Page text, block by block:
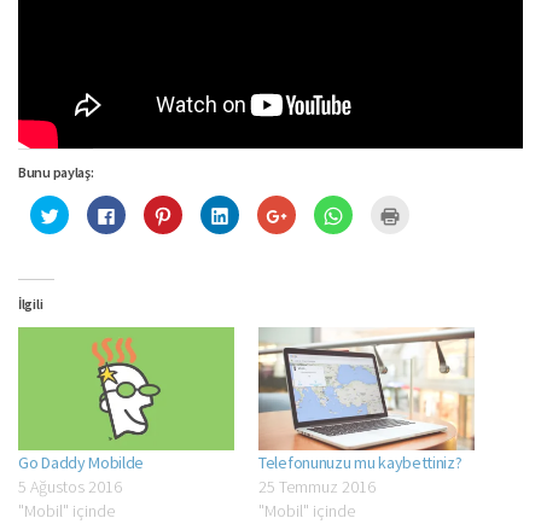
Bunu paylaş:
Twitter
üzerinde
paylaşmak
Facebook'ta
paylaşmak
Pinterest'te
paylaşmak
Linkedln
üzerinden
paylaşmak
Google+
üzerinde
paylaşmak
WhatsApp'ta
paylaşmak
İlgili
Go Daddy Mobilde
5 Ağustos 2016
"Mobil" içinde
Telefonunuzu mu kaybettiniz?
25 Temmuz 2016
"Mobil" içinde